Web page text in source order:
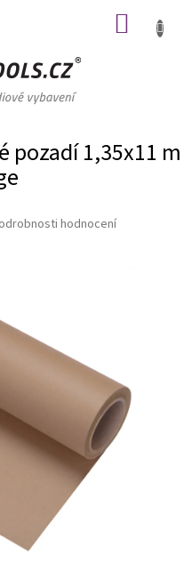
pozadí 1,35x11 m
hodnocení